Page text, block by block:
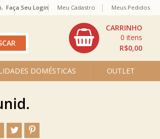
Faça Seu Login
DOMÉSTICAS OUTLET
R$0,00
0
Meu Cadastro Meus Pedidos